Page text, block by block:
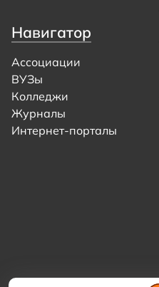
Навигатор
Ассоциации
ВУЗы
Колледжи
Журналы
Интернет-порталы